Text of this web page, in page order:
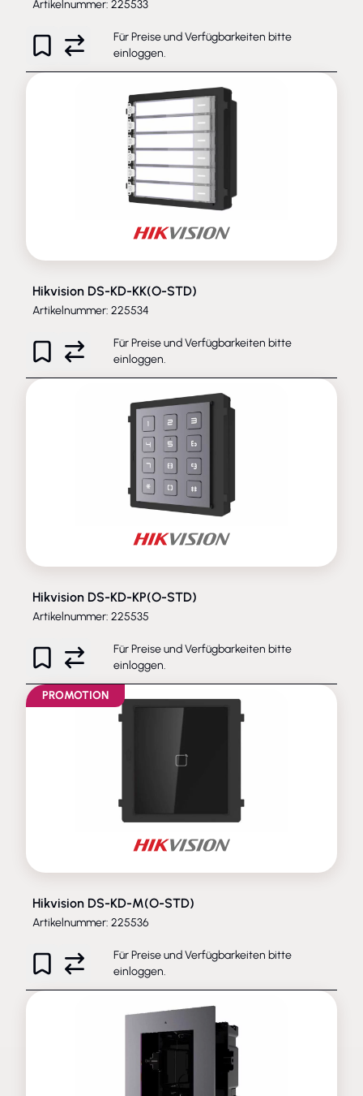
Artikelnummer: 225533
Für Preise und Verfügbarkeiten bitte
einloggen.
Hikvision DS-KD-KK(O-STD)
Artikelnummer: 225534
Für Preise und Verfügbarkeiten bitte
einloggen.
Hikvision DS-KD-KP(O-STD)
Artikelnummer: 225535
Für Preise und Verfügbarkeiten bitte
einloggen.
PROMOTION
Hikvision DS-KD-M(O-STD)
Artikelnummer: 225536
Für Preise und Verfügbarkeiten bitte
einloggen.